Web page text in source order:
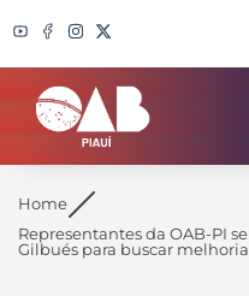
Search
Home
Representantes da OAB-PI
Gilbués para buscar